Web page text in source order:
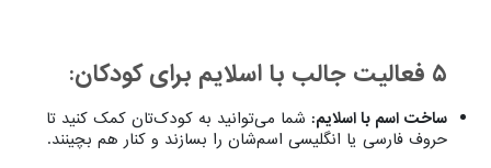
۵ فعالیت جالب با اسلایم برای کودکان:
ساخت اسم با اسلایم:شما می‌توانید به کودک‌تان کمک کنید تا
حروف فارسی یا انگلیسی اسم‌شان را بسازند و کنار هم بچینند.